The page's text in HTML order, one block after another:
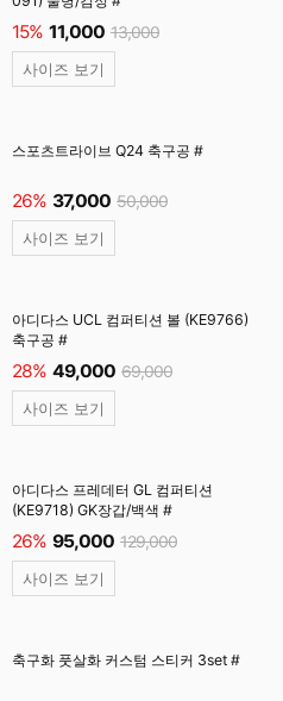
15% 11,000 13,000
사이즈 보기
스포츠트라이브 Q24 축구공 #
26% 37,000 50,000
사이즈 보기
아디다스 UCL 컴퍼티션 볼 (KE9766)
축구공 #
28% 49,000 69,000
사이즈 보기
아디다스 프레데터 GL 컴퍼티션
(KE9718) GK장갑/백색 #
26% 95,000 129,000
사이즈 보기
축구화 풋살화 커스텀 스티커 3set #